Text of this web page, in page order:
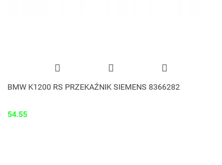
BMW K1200 RS PRZEKAŹNIK SIEMENS 8366282
54.55